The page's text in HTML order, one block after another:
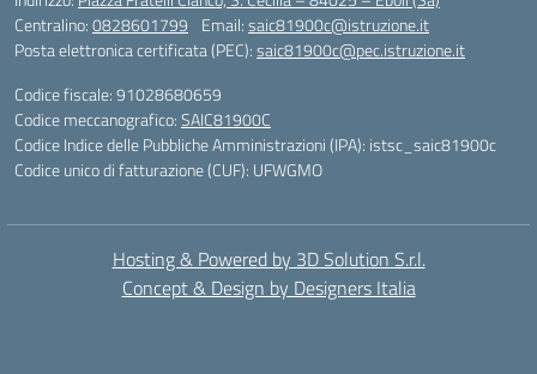
Centralino:0828601799 Email:saic81900c@istruzione.it
Posta elettronica certificata (PEC):saic81900c@pec.istruzione.it
Codice fiscale: 91028680659
Codice meccanografico:SAIC81900C
Codice Indice delle Pubbliche Amministrazioni (IPA): istsc_saic81900c
Codice unico di fatturazione (CUF): UFWGMO
Hosting & Powered by 3D Solution S.r.l.
Concept & Design by Designers Italia